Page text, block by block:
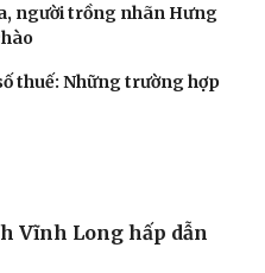
người trồng nhãn Hưng
thuế: Những trường hợp